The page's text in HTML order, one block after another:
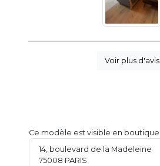
Voir plus d'avis
Ce modèle est visible en boutique
14, boulevard de la Madeleine
75008 PARIS